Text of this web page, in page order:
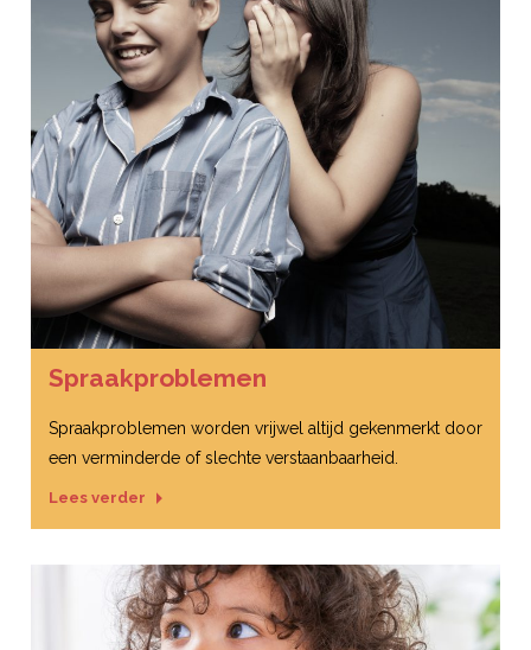
Spraakproblemen
Spraakproblemen worden vrijwel altijd gekenmerkt door
een verminderde of slechte verstaanbaarheid.
Lees verder